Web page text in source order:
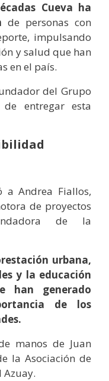
Cueva ha
de personas con
impulsando
y salud que han
en el país.
del Grupo
entregar esta
a Andrea Fiallos,
de proyectos
de la
urbana,
y la educación
han generado
de los
manos de Juan
la Asociación de
Azuay.